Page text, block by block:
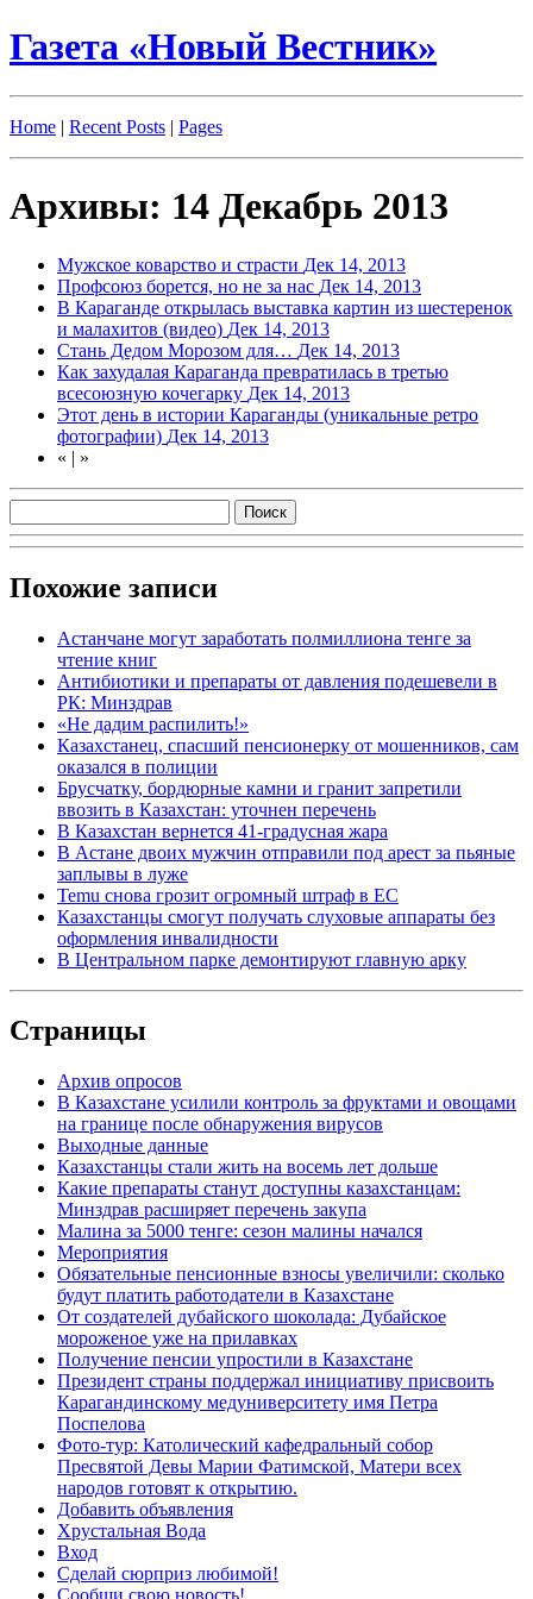
Газета «Новый Вестник»
Home | Recent Posts | Pages
Архивы: 14 Декабрь 2013
Мужское коварство и страсти Дек 14, 2013
Профсоюз борется, но не за нас Дек 14, 2013
В Караганде открылась выставка картин из шестеренок
и малахитов (видео) Дек 14, 2013
Стань Дедом Морозом для… Дек 14, 2013
Как захудалая Караганда превратилась в третью
всесоюзную кочегарку Дек 14, 2013
Этот день в истории Караганды (уникальные ретро
фотографии) Дек 14, 2013
« | »
Похожие записи
Астанчане могут заработать полмиллиона тенге за
чтение книг
Антибиотики и препараты от давления подешевели в
РК: Минздрав
«Не дадим распилить!»
Казахстанец, спасший пенсионерку от мошенников, сам
оказался в полиции
Брусчатку, бордюрные камни и гранит запретили
ввозить в Казахстан: уточнен перечень
В Казахстан вернется 41-градусная жара
В Астане двоих мужчин отправили под арест за пьяные
заплывы в луже
Temu снова грозит огромный штраф в ЕС
Казахстанцы смогут получать слуховые аппараты без
оформления инвалидности
В Центральном парке демонтируют главную арку
Страницы
Архив опросов
В Казахстане усилили контроль за фруктами и овощами
на границе после обнаружения вирусов
Выходные данные
Казахстанцы стали жить на восемь лет дольше
Какие препараты станут доступны казахстанцам:
Минздрав расширяет перечень закупа
Малина за 5000 тенге: сезон малины начался
Мероприятия
Обязательные пенсионные взносы увеличили: сколько
будут платить работодатели в Казахстане
От создателей дубайского шоколада: Дубайское
мороженое уже на прилавках
Получение пенсии упростили в Казахстане
Президент страны поддержал инициативу присвоить
Карагандинскому медуниверситету имя Петра
Поспелова
Фото-тур: Католический кафедральный собор
Пресвятой Девы Марии Фатимской, Матери всех
народов готовят к открытию.
Добавить объявления
Хрустальная Вода
Вход
Сделай сюрприз любимой!